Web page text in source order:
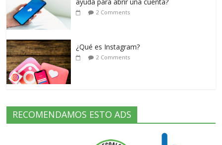
2 Comments
¿Qué es Instagram?
2 Comments
RECOMENDAMOS ESTO ADS